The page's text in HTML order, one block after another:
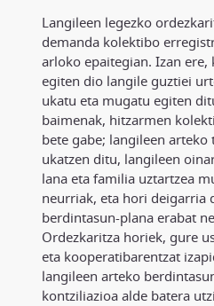
Langileen legezko
demanda kolektibo
arloko epaitegian. Izan
egiten dio langile guztiei
ukatu eta mugatu egiten
baimenak, hitzarmen
bete gabe; langileen arteko
ukatzen ditu, langileen
lana eta familia uztartzea
neurriak, eta hori deigarria
berdintasun-plana erabat
Ordezkaritza horiek, gure
eta kooperatibarentzat
langileen arteko
kontziliazioa alde batera